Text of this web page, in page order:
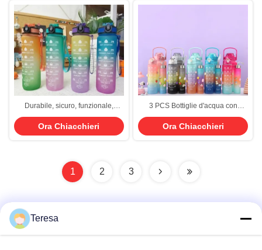
https://ecweb.ecer.com/photo/fgabottle/editor/20250816102941_73807.jpg?
1755311381913
Durabile, sicuro, funzionale,
grande, personalizzato, bottiglie
sportive, bottiglia d'acqua da 32
once, con orologio e paglia, per
Ora Chiacchieri
3 PCS Bottiglie d'acqua con
paglia 10oz 32oz 64oz
Mottivazione Sport Bottiglie
d'acqua con Time Maker
Ora Chiacchieri
1 2 3
Teresa